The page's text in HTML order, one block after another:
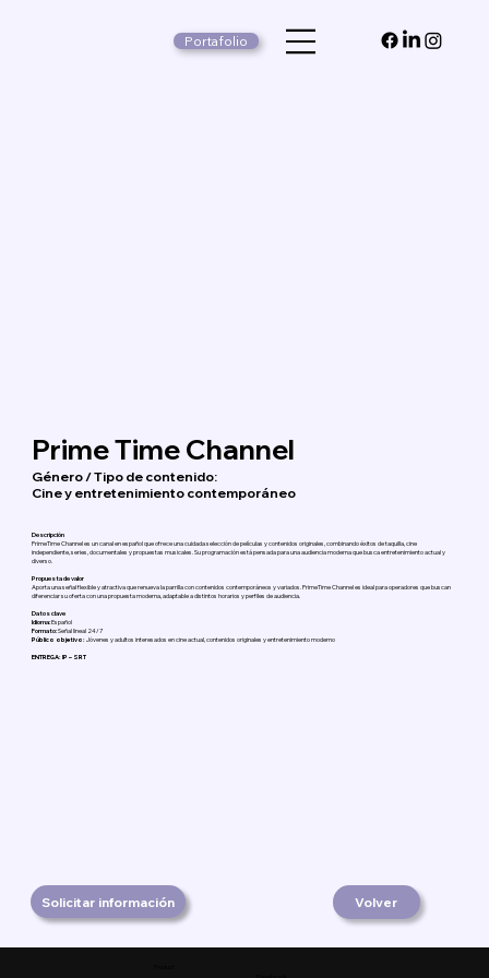
Portafolio
Prime Time Channel
Género / Tipo de contenido:
Cine y entretenimiento contemporáneo
Descripción
PrimeTime Channel es un canal en español que ofrece una cuidada selección de películas y contenidos originales, combinando éxitos de taquilla, cine
independiente, series, documentales y propuestas musicales. Su programación está pensada para una audiencia moderna que busca entretenimiento actual y
diverso.
Propuesta de valor
Aporta una señal flexible y atractiva que renueva la parrilla con contenidos contemporáneos y variados. PrimeTime Channel es ideal para operadores que buscan
diferenciar su oferta con una propuesta moderna, adaptable a distintos horarios y perfiles de audiencia.
Datos clave
Idioma:Español
Formato:Señal lineal 24/7
Público objetivo: Jóvenes y adultos interesados en cine actual, contenidos originales y entretenimiento moderno
ENTREGA: IP – SRT
Solicitar información Volver